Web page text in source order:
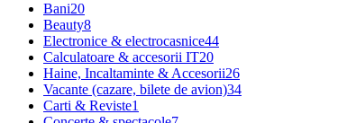
Bani20
Beauty8
Electronice & electrocasnice44
Calculatoare & accesorii IT20
Haine, Incaltaminte & Accesorii26
Vacante (cazare, bilete de avion)34
Carti & Reviste1